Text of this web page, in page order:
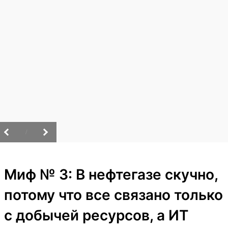
Миф № 3: В нефтегазе скучно,
потому что все связано только
с добычей ресурсов, а ИТ